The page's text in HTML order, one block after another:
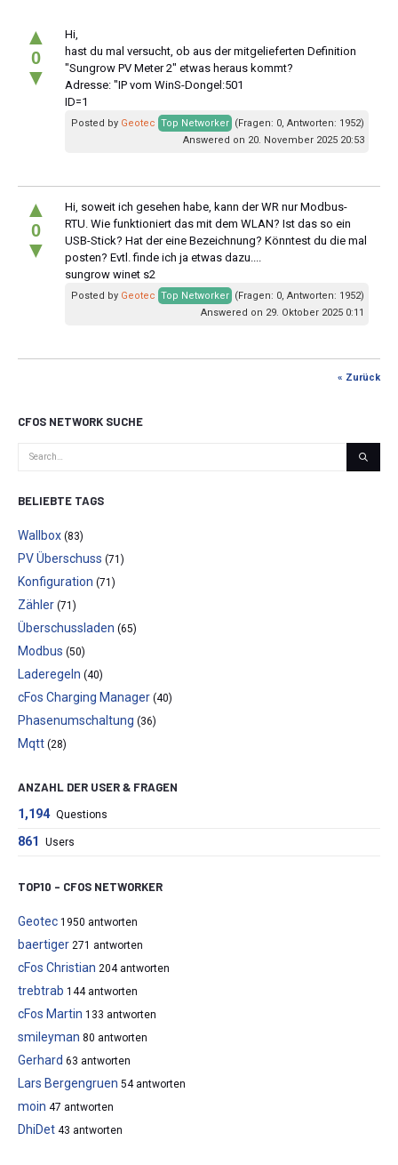
▲
0
▼
Hi,
hast du mal versucht, ob aus der mitgelieferten Definition
"Sungrow PV Meter 2" etwas heraus kommt?
Adresse: "IP vom WinS-Dongel:501
ID=1
Posted by Geotec Top Networker (Fragen: 0, Antworten: 1952)
Answered on 20. November 2025 20:53
▲
0
▼
Hi, soweit ich gesehen habe, kann der WR nur Modbus-
RTU. Wie funktioniert das mit dem WLAN? Ist das so ein
USB-Stick? Hat der eine Bezeichnung? Könntest du die mal
posten? Evtl. finde ich ja etwas dazu....
sungrow winet s2
Posted by Geotec Top Networker (Fragen: 0, Antworten: 1952)
Answered on 29. Oktober 2025 0:11
« Zurück
CFOS NETWORK SUCHE
BELIEBTE TAGS
Wallbox (83)
PV Überschuss (71)
Konfiguration (71)
Zähler (71)
Überschussladen (65)
Modbus (50)
Laderegeln (40)
cFos Charging Manager (40)
Phasenumschaltung (36)
Mqtt (28)
ANZAHL DER USER & FRAGEN
1,194 Questions
861 Users
TOP10 – CFOS NETWORKER
Geotec 1950 antworten
baertiger 271 antworten
cFos Christian 204 antworten
trebtrab 144 antworten
cFos Martin 133 antworten
smileyman 80 antworten
Gerhard 63 antworten
Lars Bergengruen 54 antworten
moin 47 antworten
DhiDet 43 antworten